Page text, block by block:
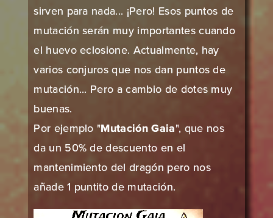
sirven para nada... ¡Pero! Esos puntos de
mutación serán muy importantes cuando
el huevo eclosione. Actualmente, hay
varios conjuros que nos dan puntos de
mutación... Pero a cambio de dotes muy
buenas.
Por ejemplo "Mutación Gaia", que nos
da un 50% de descuento en el
mantenimiento del dragón pero nos
añade 1 puntito de mutación.